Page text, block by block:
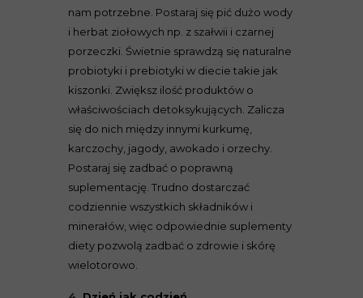
nam potrzebne. Postaraj się pić dużo wody
i herbat ziołowych np. z szałwii i czarnej
porzeczki. Świetnie sprawdzą się naturalne
probiotyki i prebiotyki w diecie takie jak
kiszonki. Zwiększ ilość produktów o
właściwościach detoksykujących. Zalicza
się do nich między innymi kurkumę,
karczochy, jagody, awokado i orzechy.
Postaraj się zadbać o poprawną
suplementację. Trudno dostarczać
codziennie wszystkich składników i
minerałów, więc odpowiednie suplementy
diety pozwolą zadbać o zdrowie i skórę
wielotorowo.